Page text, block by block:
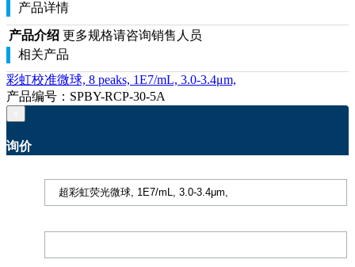
产品详情
产品介绍 更多规格请咨询销售人员
相关产品
彩虹校准微球, 8 peaks, 1E7/mL, 3.0-3.4μm,
产品编号：SPBY-RCP-30-5A
询价